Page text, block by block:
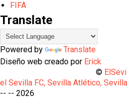
FIFA
Translate
Powered by
Translate
Diseño web creado por Erick
©
el Sevilla FC, Sevilla Atlético,
-- -- 2026